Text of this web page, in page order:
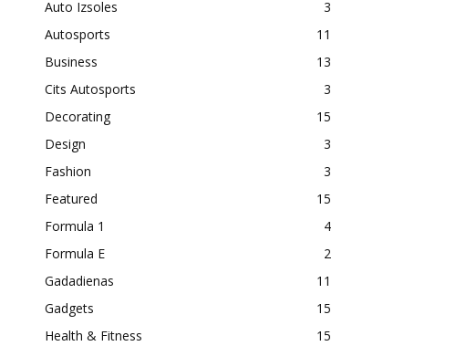
Auto Izsoles
3
Autosports
11
Business
13
Cits Autosports
3
Decorating
15
Design
3
Fashion
3
Featured
15
Formula 1
4
Formula E
2
Gadadienas
11
Gadgets
15
Health & Fitness
15